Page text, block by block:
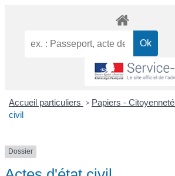
Accueil particuliers > Papiers - Citoyenneté
civil
Dossier